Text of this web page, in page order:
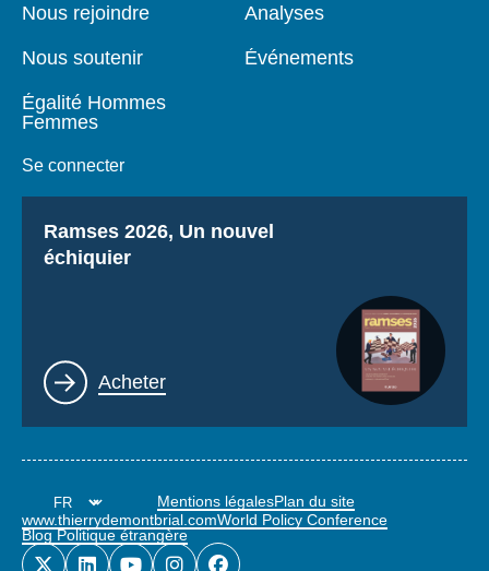
Nous rejoindre
Nous soutenir
Égalité Hommes
Femmes
Se connecter
Analyses
Événements
Titre
Ramses 2026, Un nouvel
échiquier
Lien
Acheter
Mentions légalesPlan du site
www.thierrydemontbrial.comWorld Policy Conference
Blog Politique étrangère